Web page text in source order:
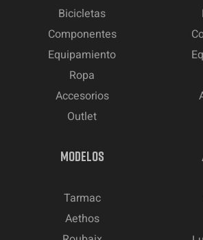
Bicicletas
Componentes
Equipamiento
Ropa
Accesorios
Outlet
MODELOS
Tarmac
Aethos